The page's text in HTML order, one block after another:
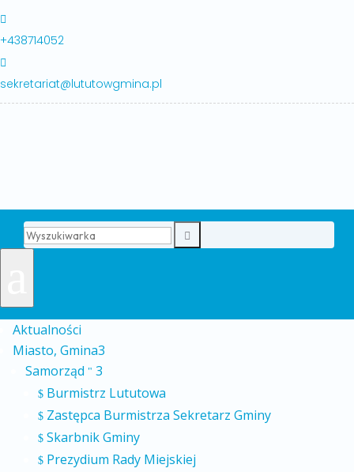

+438714052

sekretariat@lututowgmina.pl

Aktualności
Miasto, Gmina3
Samorząd " 3
$ Burmistrz Lututowa
$ Zastępca Burmistrza Sekretarz Gminy
$ Skarbnik Gminy
$ Prezydium Rady Miejskiej